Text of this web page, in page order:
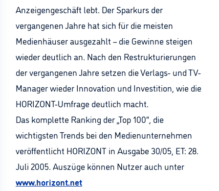
Anzeigengeschäft lebt. Der Sparkurs der
vergangenen Jahre hat sich für die meisten
Medienhäuser ausgezahlt – die Gewinne steigen
wieder deutlich an. Nach den Restrukturierungen
der vergangenen Jahre setzen die Verlags- und TV-
Manager wieder Innovation und Investition, wie die
HORIZONT-Umfrage deutlich macht.
Das komplette Ranking der „Top 100“, die
wichtigsten Trends bei den Medienunternehmen
veröffentlicht HORIZONT in Ausgabe 30/05, ET: 28.
Juli 2005. Auszüge können Nutzer auch unter
www.horizont.net